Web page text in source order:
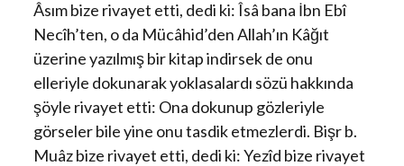
Âsım bize rivayet etti, dedi ki: Îsâ bana İbn Ebî
Necîh’ten, o da Mücâhid’den Allah’ın Kâğıt
üzerine yazılmış bir kitap indirsek de onu
elleriyle dokunarak yoklasalardı sözü hakkında
şöyle rivayet etti: Ona dokunup gözleriyle
görseler bile yine onu tasdik etmezlerdi. Bişr b.
Muâz bize rivayet etti, dedi ki: Yezîd bize rivayet